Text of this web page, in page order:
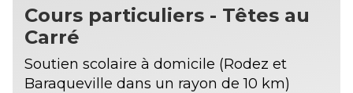
Cours particuliers - Têtes au
Carré
Soutien scolaire à domicile (Rodez et
Baraqueville dans un rayon de 10 km)